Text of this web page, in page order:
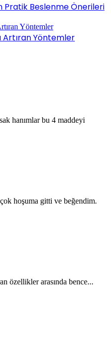
Pratik Beslenme Önerileri
Artıran Yöntemler
hanımlar bu 4 maddeyi
hoşuma gitti ve beğendim.
özellikler arasında bence...